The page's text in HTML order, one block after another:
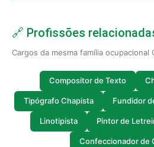
🔗 Profissões
Cargos da mesma família ocupacional
Compositor de Texto
Tipógrafo Chapista Fundidor
Linotipista Pintor de
Confeccionador de